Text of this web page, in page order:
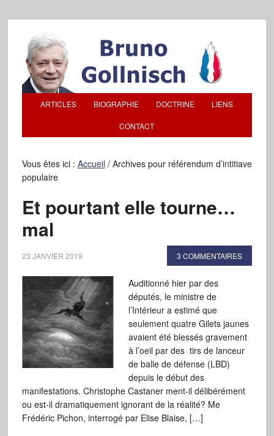
ARTICLES BIOGRAPHIE DOCTRINE LIENS
CONTACT
Vous êtes ici : Accueil /Archives pour référendum d’intitiave
populaire
Et pourtant elle tourne…
mal
23 JANVIER 2019 3 COMMENTAIRES
Auditionné hier par des
députés, le ministre de
l’Intérieur a estimé que
seulement quatre Gilets jaunes
avaient été blessés gravement
à l’oeil par des tirs de lanceur
de balle de défense (LBD)
depuis le début des
manifestations. Christophe Castaner ment-il délibérément
ou est-il dramatiquement ignorant de la réalité? Me
Frédéric Pichon, interrogé par Elise Blaise, […]